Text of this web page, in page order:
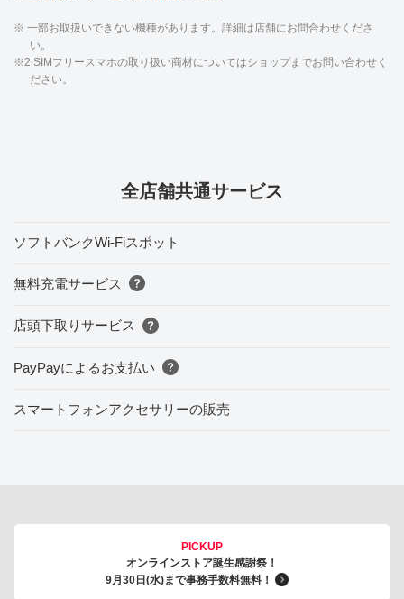
※ 一部お取扱いできない機種があります。詳細は店舗にお問合わせくださ
い。
※2 SIMフリースマホの取り扱い商材についてはショップまでお問い合わせく
ださい。
全店舗共通サービス
ソフトバンクWi-Fiスポット
無料充電サービス
店頭下取りサービス
PayPayによるお支払い
スマートフォンアクセサリーの販売
PICKUP
オンラインストア誕生感謝祭！
9月30日(水)まで事務手数料無料！